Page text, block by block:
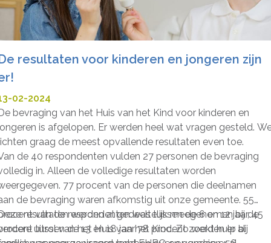
resultaten voor kinderen en jongeren zijn
02-2024
bevraging van het Huis van het Kind voor kinderen en
is afgelopen. Er werden heel wat vragen gesteld.
graag de meest opvallende resultaten even toe.
de 40 respondenten vulden 27 personen de bevraging
in. Alleen de volledige resultaten worden
77 procent van de personen die deelnamen
de bevraging waren afkomstig uit onze gemeente. 55
van de respondenten was tussen de 6 en 12 jaar, 45
tussen de 13 en 18 jaar 78 procent zoekt hulp bij
resultaten werden al gedeeltelijk meegenomen bij de
uitrol van het Huis van het Kind. Zo werden er al